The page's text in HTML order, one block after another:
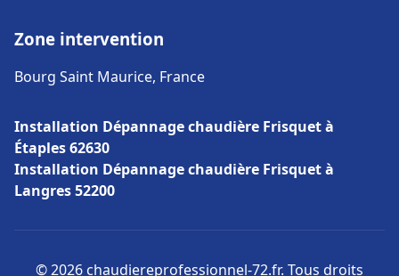
Zone intervention
Bourg Saint Maurice, France
Installation Dépannage chaudière Frisquet à
Étaples 62630
Installation Dépannage chaudière Frisquet à
Langres 52200
© 2026 chaudiereprofessionnel-72.fr. Tous droits